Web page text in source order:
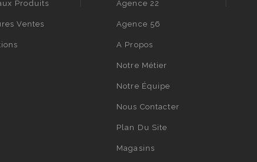
Produits
Ventes
Agence 22
Agence 56
A Propos
Notre Métier
Notre Équipe
Nous Contacter
Plan Du Site
Magasins